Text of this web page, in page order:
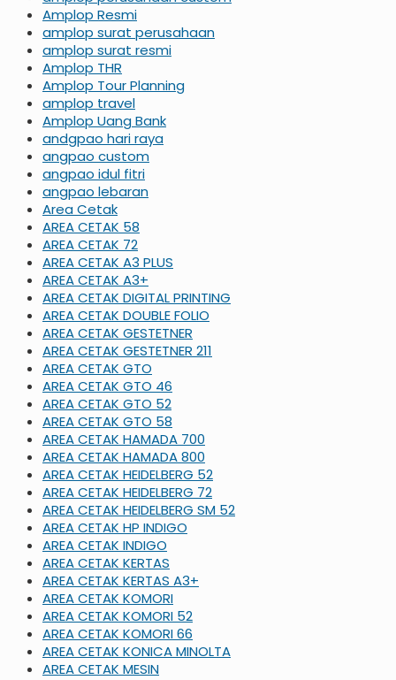
Amplop Resmi
amplop surat perusahaan
amplop surat resmi
Amplop THR
Amplop Tour Planning
amplop travel
Amplop Uang Bank
andgpao hari raya
angpao custom
angpao idul fitri
angpao lebaran
Area Cetak
AREA CETAK 58
AREA CETAK 72
AREA CETAK A3 PLUS
AREA CETAK A3+
AREA CETAK DIGITAL PRINTING
AREA CETAK DOUBLE FOLIO
AREA CETAK GESTETNER
AREA CETAK GESTETNER 211
AREA CETAK GTO
AREA CETAK GTO 46
AREA CETAK GTO 52
AREA CETAK GTO 58
AREA CETAK HAMADA 700
AREA CETAK HAMADA 800
AREA CETAK HEIDELBERG 52
AREA CETAK HEIDELBERG 72
AREA CETAK HEIDELBERG SM 52
AREA CETAK HP INDIGO
AREA CETAK INDIGO
AREA CETAK KERTAS
AREA CETAK KERTAS A3+
AREA CETAK KOMORI
AREA CETAK KOMORI 52
AREA CETAK KOMORI 66
AREA CETAK KONICA MINOLTA
AREA CETAK MESIN